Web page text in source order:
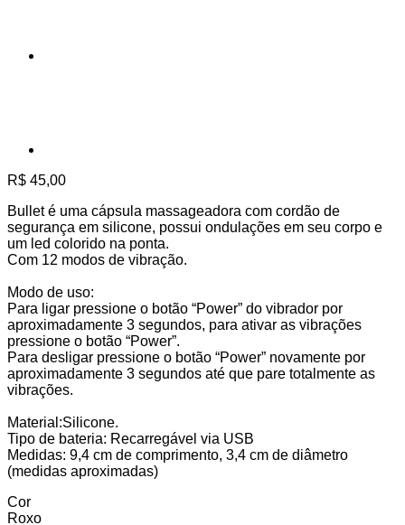
R$ 45,00
Bullet é uma cápsula massageadora com cordão de
segurança em silicone, possui ondulações em seu corpo e
um led colorido na ponta.
Com 12 modos de vibração.
Modo de uso:
Para ligar pressione o botão “Power” do vibrador por
aproximadamente 3 segundos, para ativar as vibrações
pressione o botão “Power”.
Para desligar pressione o botão “Power” novamente por
aproximadamente 3 segundos até que pare totalmente as
vibrações.
Material:Silicone.
Tipo de bateria: Recarregável via USB
Medidas: 9,4 cm de comprimento, 3,4 cm de diâmetro
(medidas aproximadas)
Cor
Roxo